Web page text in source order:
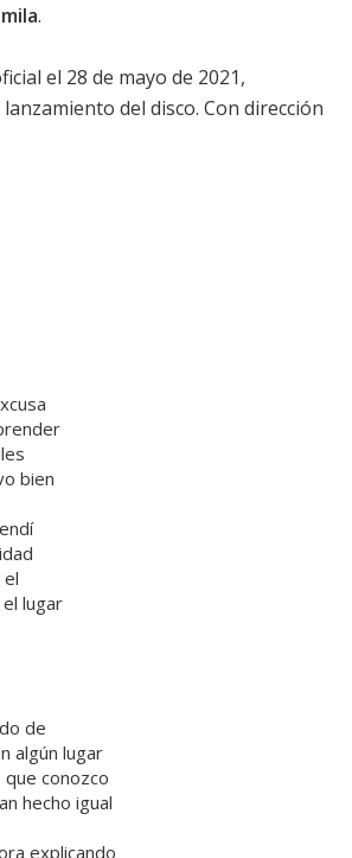
.
el 28 de mayo de 2021,
del disco. Con dirección
bien
lugar
de
algún lugar
conozco
hecho igual
explicando